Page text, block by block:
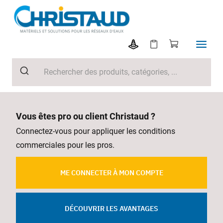
Vous êtes pro ou client Christaud ?
Connectez-vous pour appliquer les conditions
commerciales pour les pros.
ME CONNECTER À MON COMPTE
DÉCOUVRIR LES AVANTAGES